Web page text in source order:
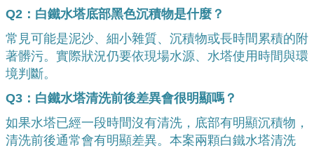
Q2：白鐵水塔底部黑色沉積物是什麼？
常見可能是泥沙、細小雜質、沉積物或長時間累積的附
著髒污。實際狀況仍要依現場水源、水塔使用時間與環
境判斷。
Q3：白鐵水塔清洗前後差異會很明顯嗎？
如果水塔已經一段時間沒有清洗，底部有明顯沉積物，
清洗前後通常會有明顯差異。本案兩顆白鐵水塔清洗